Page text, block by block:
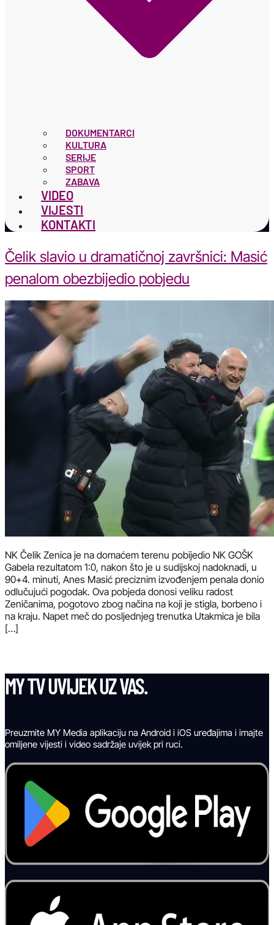
DOKUMENTARCI
KULTURA
SERIJE
SPORT
ZABAVA
VIDEO
VIJESTI
KONTAKTI
Čelik slavio u dramatičnoj završnici: Masić
penalom obezbijedio pobjedu
NK Čelik Zenica je na domaćem terenu pobijedio NK GOŠK
Gabela rezultatom 1:0, nakon što je u sudijskoj nadoknadi, u
90+4. minuti, Anes Masić preciznim izvođenjem penala donio
odlučujući pogodak. Ova pobjeda donosi veliku radost
Zeničanima, pogotovo zbog načina na koji je stigla, borbeno i
na kraju. Napet meč do posljednjeg trenutka Utakmica je bila
[…]
MY TV UVIJEK UZ VAS.
Preuzmite MY Media aplikaciju na Android i iOS uređajima i imajte
omiljene vijesti i video sadržaje uvijek pri ruci.